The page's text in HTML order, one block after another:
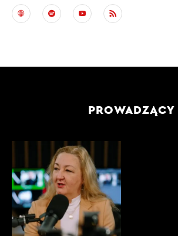
PROWADZĄCY